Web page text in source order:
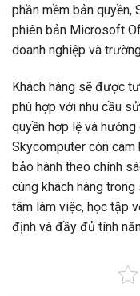
phần mềm bản quyền,
phiên bản Microsoft
doanh nghiệp và
Khách hàng sẽ được
phù hợp với nhu cầu
quyền hợp lệ và
Skycomputer còn cam
bảo hành theo chính
cùng khách hàng
tâm làm việc, học tập
định và đầy đủ tính